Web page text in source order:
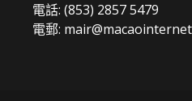
電話: (853) 2857 5479
電郵: